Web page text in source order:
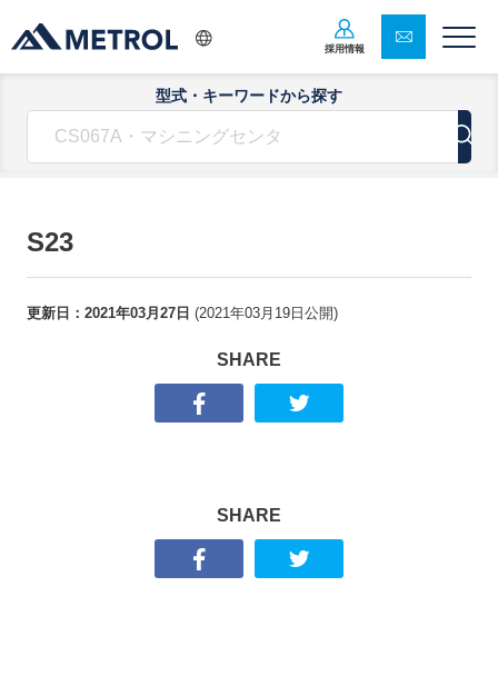
採用情報
型式・キーワードから探す
S23
更新日： 2021年03月27日 (2021年03月19日 公開)
SHARE
SHARE